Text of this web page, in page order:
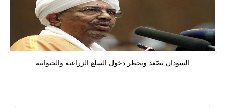
السودان تصّعد وتحظر دخول السلع الزراعية والحيوانية